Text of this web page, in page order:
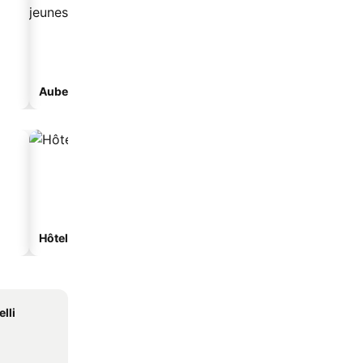
Auberge de jeunesse
Hôtels spa